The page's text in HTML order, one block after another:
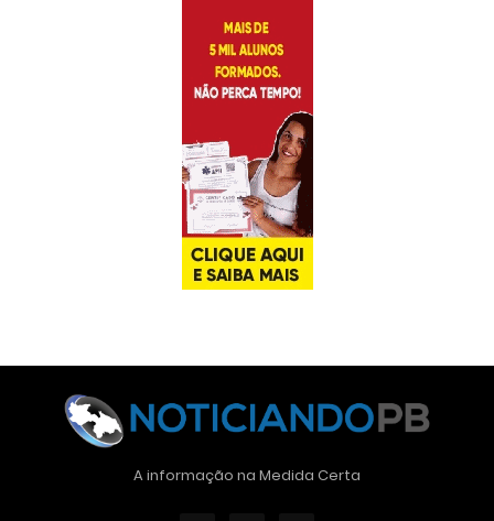
A informação na Medida Certa